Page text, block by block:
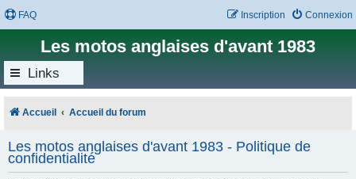
FAQ Connexion
Inscription
Les motos anglaises d'avant 1983
Links
Accueil Accueil du forum
Les motos anglaises d'avant 1983 - Politique de
confidentialité